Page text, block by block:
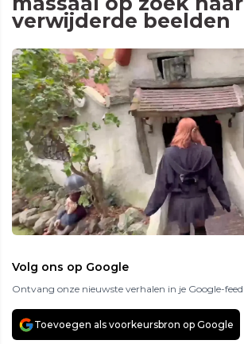
verwijderde beelden
Volg ons op Google
Ontvang onze nieuwste verhalen in je Google-feed
Toevoegen als voorkeursbron op Google